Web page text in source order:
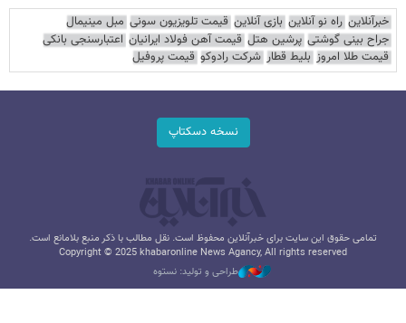
خبرآنلاین راه نو آنلاین بازی آنلاین قیمت تلویزیون سونی مبل مینیمال
جراح بینی گوشتی پرشین هتل قیمت آهن فولاد ایرانیان اعتبارسنجی بانکی
قیمت طلا امروز بلیط قطار شرکت رادوکو قیمت پروفیل
نسخه دسکتاپ
تمامی حقوق این سایت برای خبرآنلاین محفوظ است. نقل مطالب با ذکر منبع بلامانع است.
Copyright © 2025 khabaronline News Agancy, All rights reserved
طراحی و تولید: نستوه